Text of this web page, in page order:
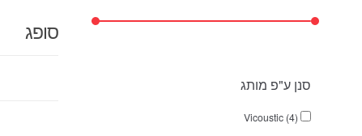
סופג
סנן ע"פ מותג
Vicoustic (4)